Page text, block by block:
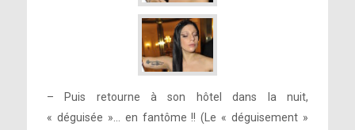
– Puis retourne à son hôtel dans la nuit,
« déguisée »… en fantôme !! (Le « déguisement »